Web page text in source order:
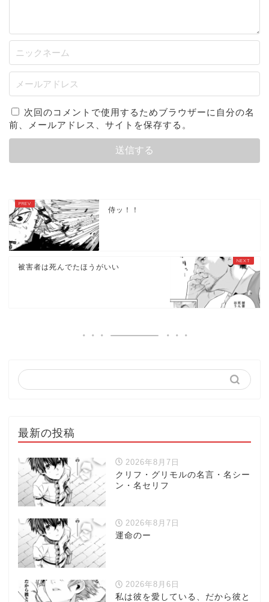
次回のコメントで使用するためブラウザーに自分の名
前、メールアドレス、サイトを保存する。
侍ッ！！
被害者は死んでたほうがいい
最新の投稿
2026年8月7日
クリフ・グリモルの名言・名シー
ン・名セリフ
2026年8月7日
運命のー
2026年8月6日
私は彼を愛している、だから彼と